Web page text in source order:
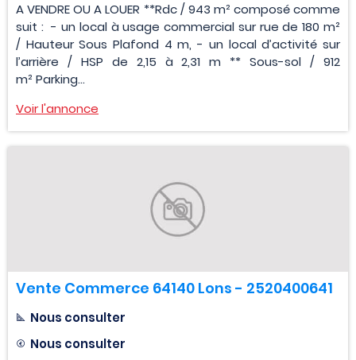
A VENDRE OU A LOUER **Rdc / 943 m² composé comme
suit : - un local à usage commercial sur rue de 180 m²
/ Hauteur Sous Plafond 4 m, - un local d’activité sur
l’arrière / HSP de 2,15 à 2,31 m ** Sous-sol / 912
m² Parking...
Voir l'annonce
Vente Commerce 64140 Lons - 2520400641
Nous consulter
Nous consulter